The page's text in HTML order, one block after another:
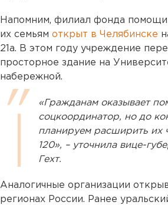
Напомним, филиал фонда
их семьям открыт в Челябинске
21а. В этом году учреждение
просторное здание на
набережной.
«Гражданам оказывает
соцкоординатор, но до
планируем расширить их
120», – уточнила вице-
Гехт.
Аналогичные организации
регионах России. Ранее